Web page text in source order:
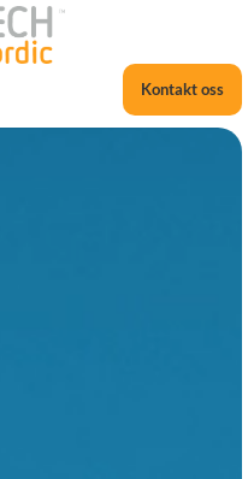
Kontakt oss